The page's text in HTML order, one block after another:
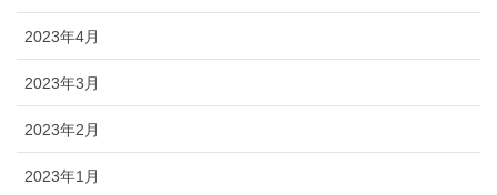
2023年4月
2023年3月
2023年2月
2023年1月